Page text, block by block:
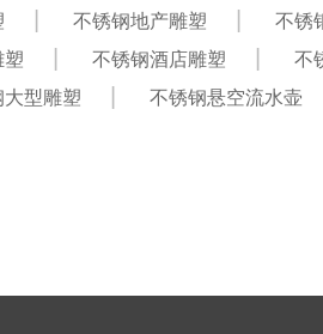
不锈钢地产雕塑 不锈
塑 不锈钢酒店雕塑 不
型雕塑 不锈钢悬空流水壶